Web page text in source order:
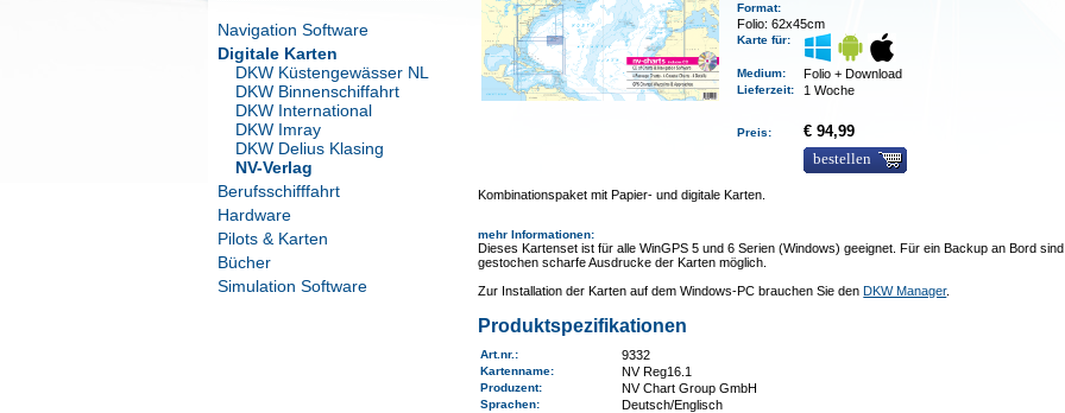
Navigation Software
Digitale Karten
DKW Küstengewässer NL
DKW Binnenschiffahrt
DKW International
DKW Imray
DKW Delius Klasing
NV-Verlag
Berufsschifffahrt
Hardware
Pilots & Karten
Bücher
Simulation Software
Format:
Folio: 62x45cm
Karte für:
Medium: Folio + Download
Lieferzeit: 1 Woche
Preis:
€ 94,99
bestellen
Kombinationspaket mit Papier- und digitale Karten.
mehr Informationen:
Dieses Kartenset ist für alle WinGPS 5 und 6 Serien (Windows) geeignet. Für ein Backup an Bord sind
gestochen scharfe Ausdrucke der Karten möglich.
Zur Installation der Karten auf dem Windows-PC brauchen Sie denDKW Manager.
Produktspezifikationen
Art.nr. : 9332
Kartenname: NV Reg16.1
Produzent: NV Chart Group GmbH
Sprachen: Deutsch/Englisch